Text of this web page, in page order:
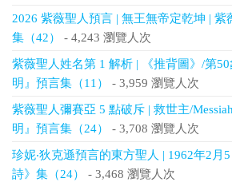
2026 紫薇聖人預言 | 無王無帝定乾坤 |
集（42）
- 4,243 瀏覽人次
紫薇聖人姓名第 1 解析 | 《推背圖》/第
明』預言集（11）
- 3,959 瀏覽人次
紫薇聖人彌賽亞 5 點破斥 | 救世主/
明』預言集（24）
- 3,708 瀏覽人次
珍妮‧狄克遜預言的東方聖人 | 1962年2月
詩》集（24）
- 3,468 瀏覽人次